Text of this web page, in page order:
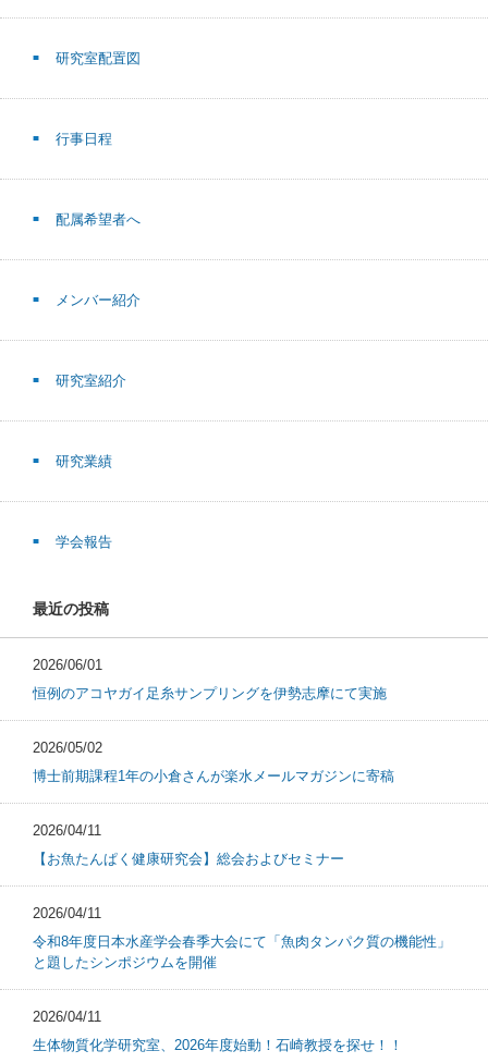
研究室配置図
行事日程
配属希望者へ
メンバー紹介
研究室紹介
研究業績
学会報告
最近の投稿
2026/06/01
恒例のアコヤガイ足糸サンプリングを伊勢志摩にて実施
2026/05/02
博士前期課程1年の小倉さんが楽水メールマガジンに寄稿
2026/04/11
【お魚たんぱく健康研究会】総会およびセミナー
2026/04/11
令和8年度日本水産学会春季大会にて「魚肉タンパク質の機能性」
と題したシンポジウムを開催
2026/04/11
生体物質化学研究室、2026年度始動！石崎教授を探せ！！